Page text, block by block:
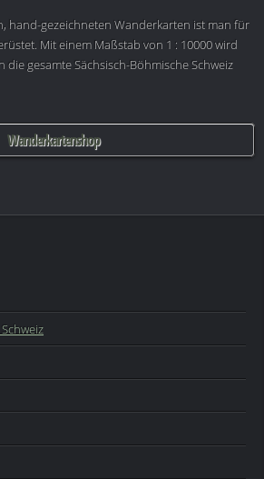
hand-gezeichneten Wanderkarten ist man für
Mit einem Maßstab von 1 : 10000 wird
gesamte Sächsisch-Böhmische Schweiz
Wanderkartenshop